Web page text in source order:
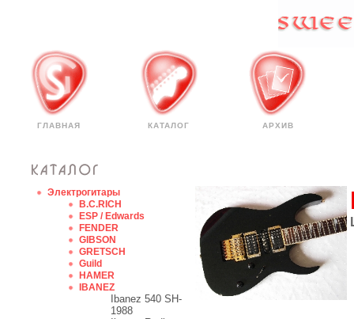
ГЛАВНАЯ КАТАЛОГ АРХИВ
Электрогитары
B.C.RICH
ESP / Edwards
FENDER
GIBSON
GRETSCH
Guild
HAMER
IBANEZ
Ibanez 540 SH-
1988